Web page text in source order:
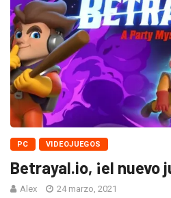
PC VIDEOJUEGOS
Betrayal.io, ¡el nuevo
Alex 24 marzo, 2021